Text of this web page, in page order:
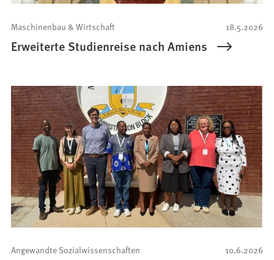
18.5.2026
Maschinenbau & Wirtschaft
Erweiterte Studienreise nach Amiens
10.6.2026
Angewandte Sozialwissenschaften